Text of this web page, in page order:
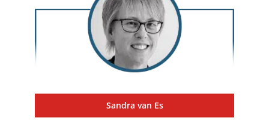
Sandra van Es